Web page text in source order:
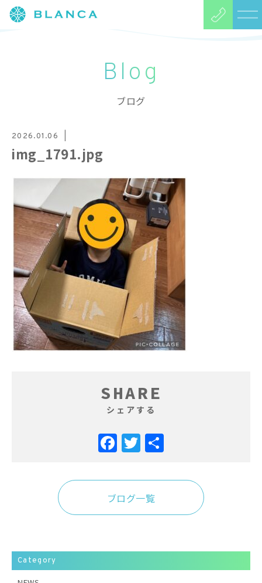
Blog
ブログ
2026.01.06
img_1791.jpg
SHARE
シェアする
Facebook
Twitter
ブログ一覧
Category